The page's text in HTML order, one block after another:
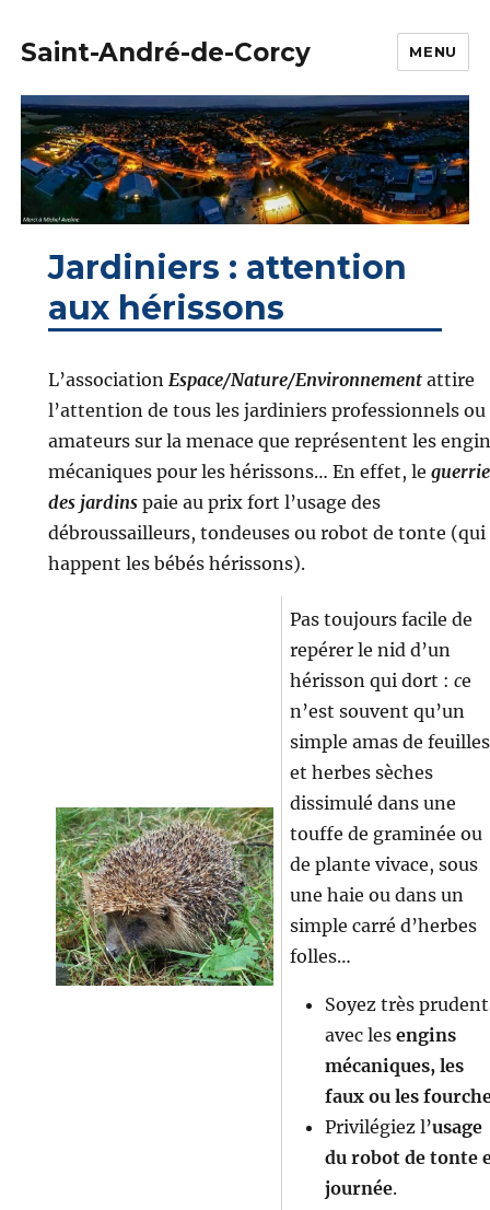
Saint-André-de-Corcy MENU
Jardiniers : attention
aux hérissons
L’association Espace/Nature/Environnement attire
l’attention de tous les jardiniers professionnels ou
amateurs sur la menace que représentent les
mécaniques pour les hérissons… En effet, le
des jardinspaie au prix fort l’usage des
débroussailleurs, tondeuses ou robot de tonte (qui
happent les bébés hérissons).
Pas toujours facile de
repérer le nid d’un
hérisson qui dort : ce
n’est souvent qu’un
simple amas de feuilles
et herbes sèches
dissimulé dans une
touffe de graminée ou
de plante vivace, sous
une haie ou dans un
simple carré d’herbes
folles…
Soyez très
avec les engins
mécaniques, les
faux ou les
Privilégiez l’usage
du robot de tonte
journée.